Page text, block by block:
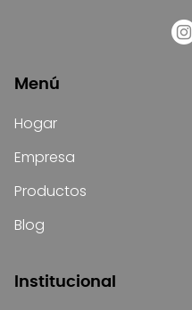
Menú
Hogar
Empresa
Productos
Blog
Institucional